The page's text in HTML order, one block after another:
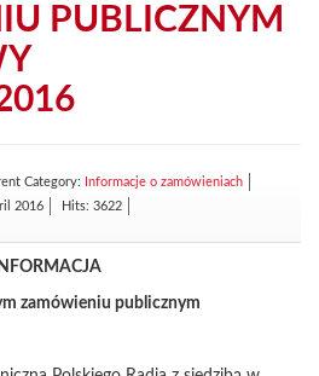
PUBLICZNYM
Category:
Informacje o zamówieniach
2016 Hits: 3622
INFORMACJA
zamówieniu publicznym